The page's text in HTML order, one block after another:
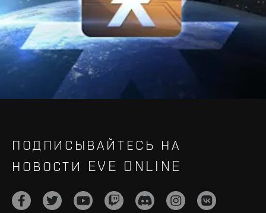
ПОДПИСЫВАЙТЕСЬ НА
НОВОСТИ EVE ONLINE